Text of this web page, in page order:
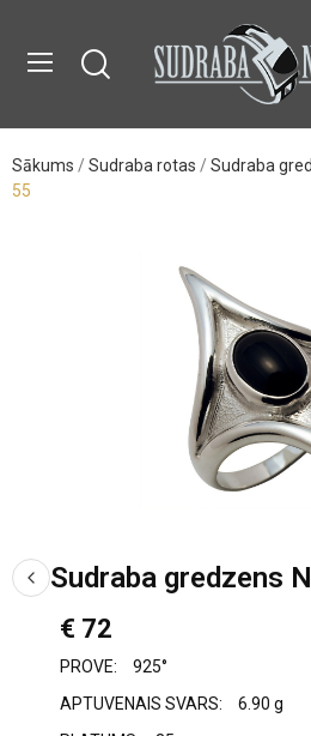
Sākums Sudraba rotas Sudraba
55
Sudraba gredzens
€ 72
PROVE:
925°
APTUVENAIS SVARS:
6.90 g